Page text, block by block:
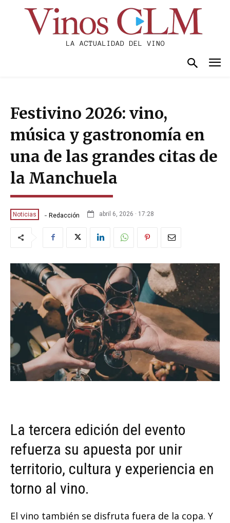
Festivino 2026: vino,
música y gastronomía en
una de las grandes citas de
la Manchuela
Noticias - Redacción abril 6, 2026 · 17:28
La tercera edición del evento
refuerza su apuesta por unir
territorio, cultura y experiencia en
torno al vino.
El vino también se disfruta fuera de la copa. Y